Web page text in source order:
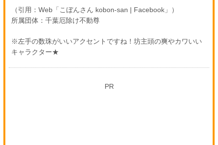
（引用：Web「こぼんさん kobon-san | Facebook」）
所属団体：千葉厄除け不動尊
※左手の数珠がいいアクセントですね！坊主頭の爽やカワいい
キャラクター★
PR